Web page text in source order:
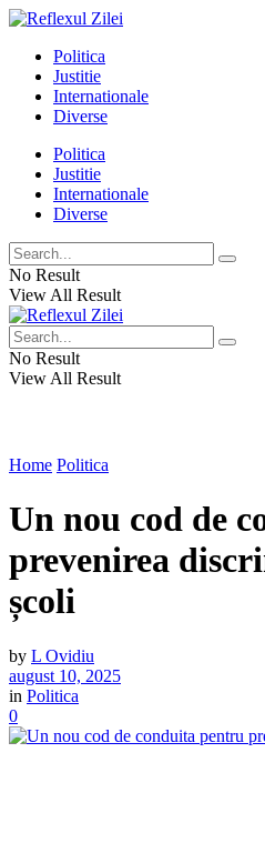
Politica
Justitie
Internationale
Diverse
Politica
Justitie
Internationale
Diverse
No Result
View All Result
No Result
View All Result
Home Politica
Un nou cod de
prevenirea
școli
by L Ovidiu
august 10, 2025
in Politica
0